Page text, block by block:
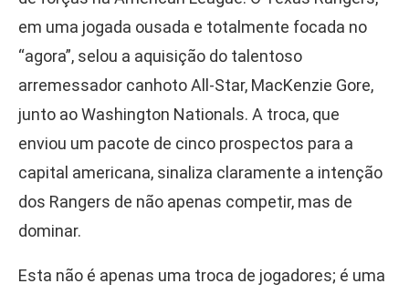
em uma jogada ousada e totalmente focada no
“agora”, selou a aquisição do talentoso
arremessador canhoto All-Star, MacKenzie Gore,
junto ao Washington Nationals. A troca, que
enviou um pacote de cinco prospectos para a
capital americana, sinaliza claramente a intenção
dos Rangers de não apenas competir, mas de
dominar.
Esta não é apenas uma troca de jogadores; é uma